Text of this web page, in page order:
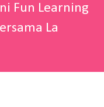
Fun Learning
La